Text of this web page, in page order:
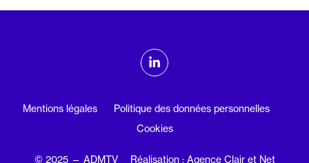
ADMTV sur les réseaux sociaux
Linkedin
Mentions légales
Politique des données personnelles
Cookies
© 2025 — ADMTV Réalisation : Agence Clair et Net